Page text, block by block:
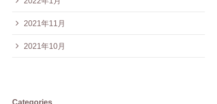
2021年11月
2021年10月